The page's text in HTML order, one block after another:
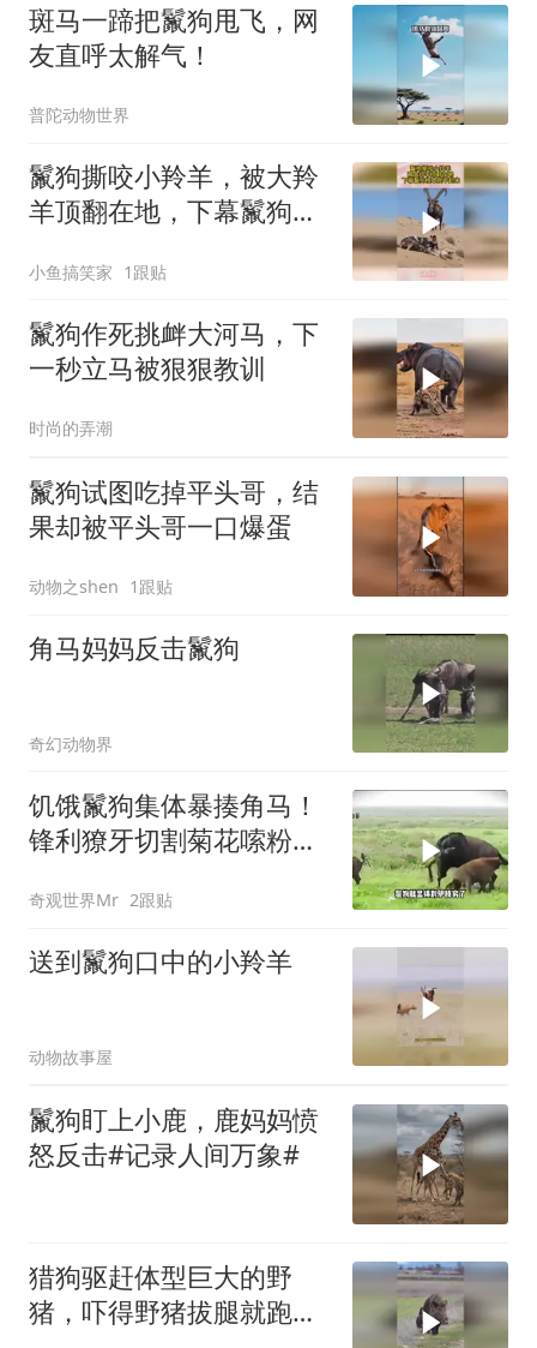
斑马一蹄把鬣狗甩飞，网
友直呼太解气！
普陀动物世界
鬣狗撕咬小羚羊，被大羚
羊顶翻在地，下幕鬣狗根
小鱼搞笑家 1跟贴
鬣狗作死挑衅大河马，下
一秒立马被狠狠教训
时尚的弄潮
鬣狗试图吃掉平头哥，结
果却被平头哥一口爆蛋
动物之shen 1跟贴
角马妈妈反击鬣狗
奇幻动物界
饥饿鬣狗集体暴揍角马！
锋利獠牙切割菊花嗦粉！
奇观世界Mr 2跟贴
送到鬣狗口中的小羚羊
动物故事屋
鬣狗盯上小鹿，鹿妈妈愤
怒反击#记录人间万象#
猎狗驱赶体型巨大的野
猪，吓得野猪拔腿就跑，